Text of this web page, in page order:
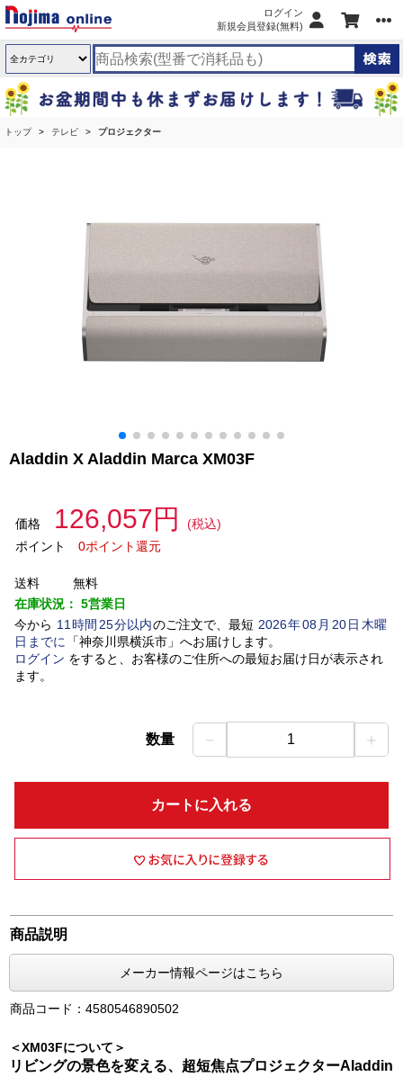
ログイン
新規会員登録(無料)
トップ テレビ プロジェクター
Aladdin X Aladdin Marca XM03F
価格 126,057円
(税込)
ポイント
0ポイント還元
送料
無料
在庫状況： 5営業日
今から 11 時間 25分以内のご注文で、最短 2026年08 月 20日木曜
日 までに 「神奈川県横浜市」 へお届けします。
ログイン をすると、お客様のご住所への最短お届け日が表示され
ます。
数量 － 1 ＋
カートに入れる
商品説明
メーカー情報ページはこちら
商品コード：4580546890502
＜XM03Fについて＞
リビングの景色を変える、超短焦点プロジェクターAladdin